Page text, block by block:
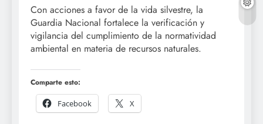
Con acciones a favor de la vida silvestre, la
Guardia Nacional fortalece la verificación y
vigilancia del cumplimiento de la normatividad
ambiental en materia de recursos naturales.
Comparte esto:
Facebook
X